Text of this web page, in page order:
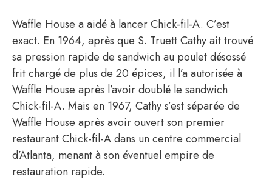
Waffle House a aidé à lancer Chick-fil-A. C’est
exact. En 1964, après que S. Truett Cathy ait trouvé
sa pression rapide de sandwich au poulet désossé
frit chargé de plus de 20 épices, il l’a autorisée à
Waffle House après l’avoir doublé le sandwich
Chick-fil-A. Mais en 1967, Cathy s’est séparée de
Waffle House après avoir ouvert son premier
restaurant Chick-fil-A dans un centre commercial
d’Atlanta, menant à son éventuel empire de
restauration rapide.